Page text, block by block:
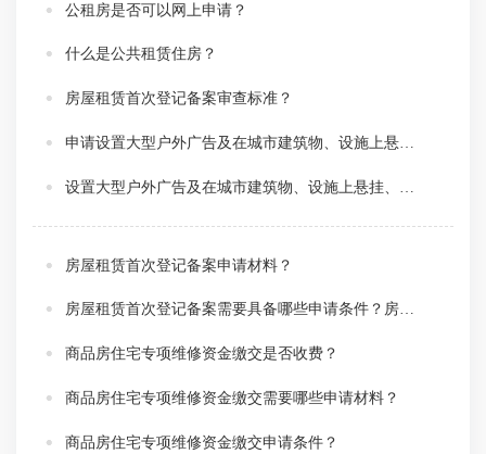
公租房是否可以网上申请？
什么是公共租赁住房？
房屋租赁首次登记备案审查标准？
申请设置大型户外广告及在城市建筑物、设施上悬挂、张贴宣传品审批需要哪些材料？
房屋租赁首次登记备案申请材料？
房屋租赁首次登记备案需要具备哪些申请条件？房屋租赁首次登记备案申请条件？
商品房住宅专项维修资金缴交是否收费？
商品房住宅专项维修资金缴交需要哪些申请材料？
商品房住宅专项维修资金缴交申请条件？